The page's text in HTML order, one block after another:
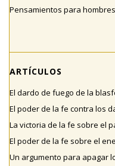
Pensamientos para
ARTÍCULOS
El dardo de fuego de la
El poder de la fe contra los
La victoria de la fe sobre el
El poder de la fe sobre el
Un argumento para apagar